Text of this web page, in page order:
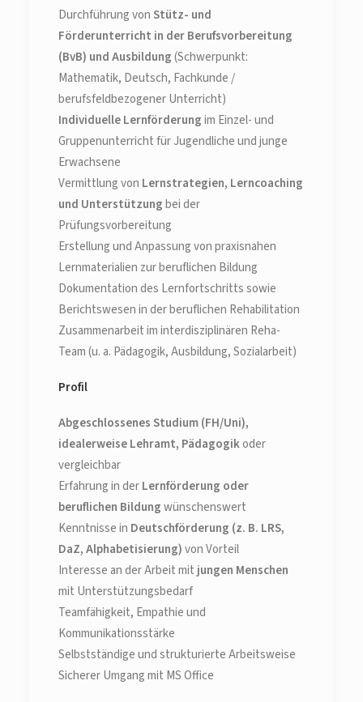
Durchführung vonStütz- und
Förderunterricht in der Berufsvorbereitung
(BvB) und Ausbildung(Schwerpunkt:
Mathematik, Deutsch, Fachkunde /
berufsfeldbezogener Unterricht)
Individuelle Lernförderungim Einzel- und
Gruppenunterricht für Jugendliche und junge
Erwachsene
Vermittlung von Lernstrategien, Lerncoaching
und Unterstützungbei der
Prüfungsvorbereitung
Erstellung und Anpassung von praxisnahen
Lernmaterialien zur beruflichen Bildung
Dokumentation des Lernfortschritts sowie
Berichtswesen in der beruflichen Rehabilitation
Zusammenarbeit im interdisziplinären Reha-
Team (u. a. Pädagogik, Ausbildung, Sozialarbeit)
Profil
Abgeschlossenes Studium (FH/Uni),
idealerweise Lehramt, Pädagogikoder
vergleichbar
Erfahrung in derLernförderung oder
beruflichen Bildungwünschenswert
Kenntnisse in Deutschförderung (z. B. LRS,
DaZ, Alphabetisierung)von Vorteil
Interesse an der Arbeit mit jungen Menschen
mit Unterstützungsbedarf
Teamfähigkeit, Empathie und
Kommunikationsstärke
Selbstständige und strukturierte Arbeitsweise
Sicherer Umgang mit MS Office